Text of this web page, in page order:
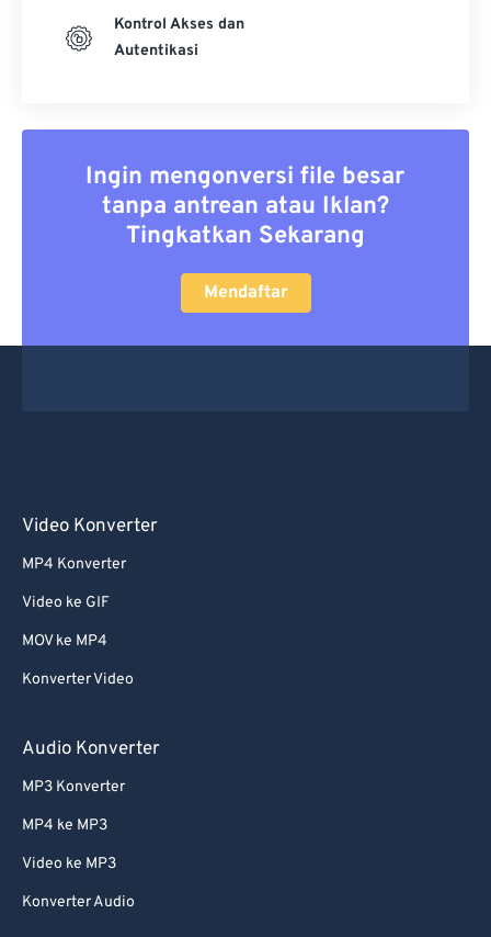
Kontrol Akses dan
Autentikasi
Ingin mengonversi file besar
tanpa antrean atau Iklan?
Tingkatkan Sekarang
Mendaftar
Video Konverter
MP4 Konverter
Video ke GIF
MOV ke MP4
Konverter Video
Audio Konverter
MP3 Konverter
MP4 ke MP3
Video ke MP3
Konverter Audio